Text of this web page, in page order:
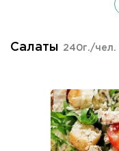
Салаты 240г./чел.